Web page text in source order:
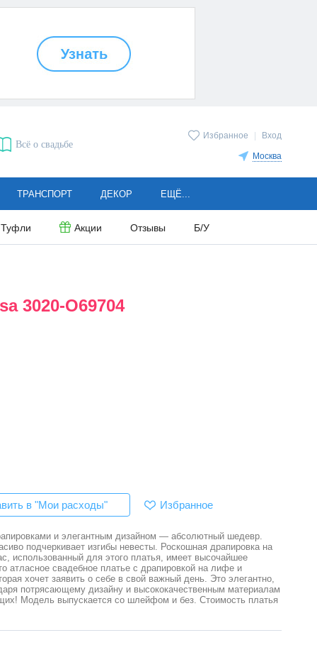
Избранное Вход
Москва
Всё о свадьбе
Туфли Акции Отзывы Б/У
ТРАНСПОРТ ДЕКОР ЕЩЁ...
3020-O69704
в "Мои расходы" Избранное
и элегантным дизайном — абсолютный шедевр.
подчеркивает изгибы невесты. Роскошная драпировка на
для этого платья, имеет высочайшее
атласное свадебное платье с драпировкой на лифе и
хочет заявить о себе в свой важный день. Это элегантно,
потрясающему дизайну и высококачественным материалам
Модель выпускается со шлейфом и без. Стоимость платья